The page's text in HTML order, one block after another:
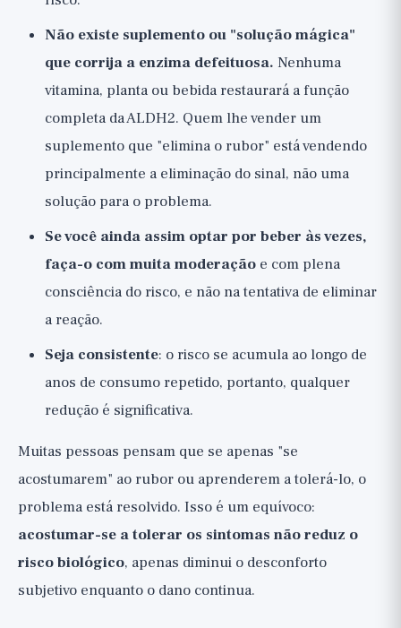
Não existe suplemento ou "solução mágica"
que corrija a enzima defeituosa. Nenhuma
vitamina, planta ou bebida restaurará a função
completa da ALDH2. Quem lhe vender um
suplemento que "elimina o rubor" está vendendo
principalmente a eliminação do sinal, não uma
solução para o problema.
Se você ainda assim optar por beber às vezes,
faça-o com muita moderação e com plena
consciência do risco, e não na tentativa de eliminar
a reação.
Seja consistente: o risco se acumula ao longo de
anos de consumo repetido, portanto, qualquer
redução é significativa.
Muitas pessoas pensam que se apenas "se
acostumarem" ao rubor ou aprenderem a tolerá-lo, o
problema está resolvido. Isso é um equívoco:
acostumar-se a tolerar os sintomas não reduz o
risco biológico, apenas diminui o desconforto
subjetivo enquanto o dano continua.